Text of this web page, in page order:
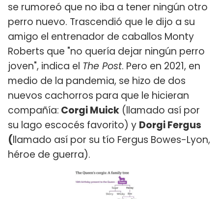
se rumoreó que no iba a tener ningún otro
perro nuevo. Trascendió que le dijo a su
amigo el entrenador de caballos Monty
Roberts que "no quería dejar ningún perro
joven", indica el The Post. Pero en 2021, en
medio de la pandemia, se hizo de dos
nuevos cachorros para que le hicieran
compañía: Corgi Muick (llamado así por
su lago escocés favorito) y Dorgi Fergus
(llamado así por su tío Fergus Bowes-Lyon,
héroe de guerra).